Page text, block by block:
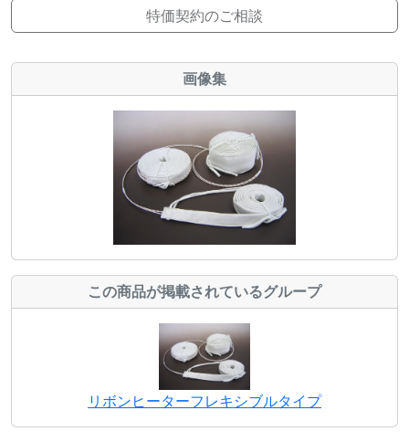
特価契約のご相談
画像集
この商品が掲載されているグループ
リボンヒーターフレキシブルタイプ